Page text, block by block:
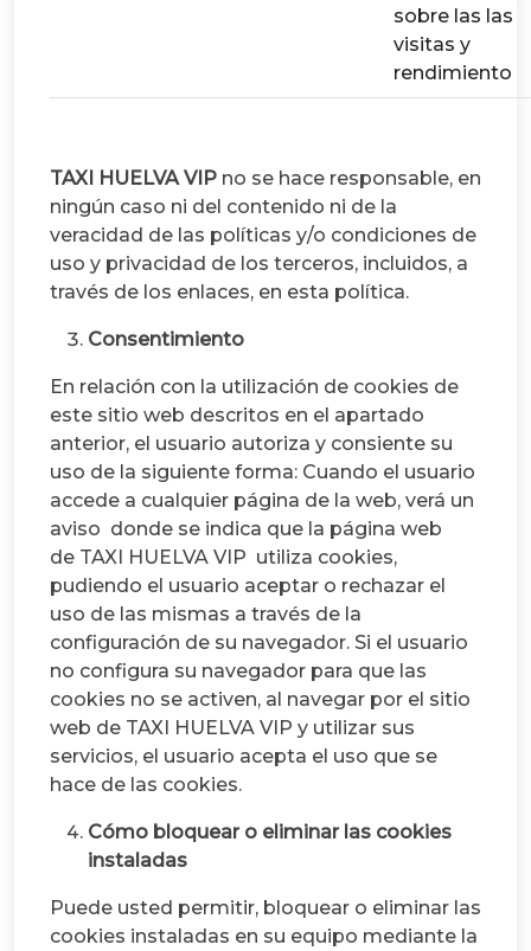
sobre las las
visitas y
rendimiento
TAXI HUELVA VIP no se hace responsable, en
ningún caso ni del contenido ni de la
veracidad de las políticas y/o condiciones de
uso y privacidad de los terceros, incluidos, a
través de los enlaces, en esta política.
Consentimiento
En relación con la utilización de cookies de
este sitio web descritos en el apartado
anterior, el usuario autoriza y consiente su
uso de la siguiente forma: Cuando el usuario
accede a cualquier página de la web, verá un
aviso donde se indica que la página web
de TAXI HUELVA VIP utiliza cookies,
pudiendo el usuario aceptar o rechazar el
uso de las mismas a través de la
configuración de su navegador. Si el usuario
no configura su navegador para que las
cookies no se activen, al navegar por el sitio
web de TAXI HUELVA VIP y utilizar sus
servicios, el usuario acepta el uso que se
hace de las cookies.
Cómo bloquear o eliminar las cookies
instaladas
Puede usted permitir, bloquear o eliminar las
cookies instaladas en su equipo mediante la